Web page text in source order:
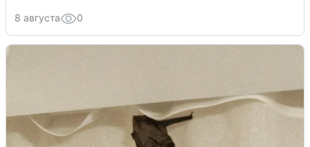
8 августа 0